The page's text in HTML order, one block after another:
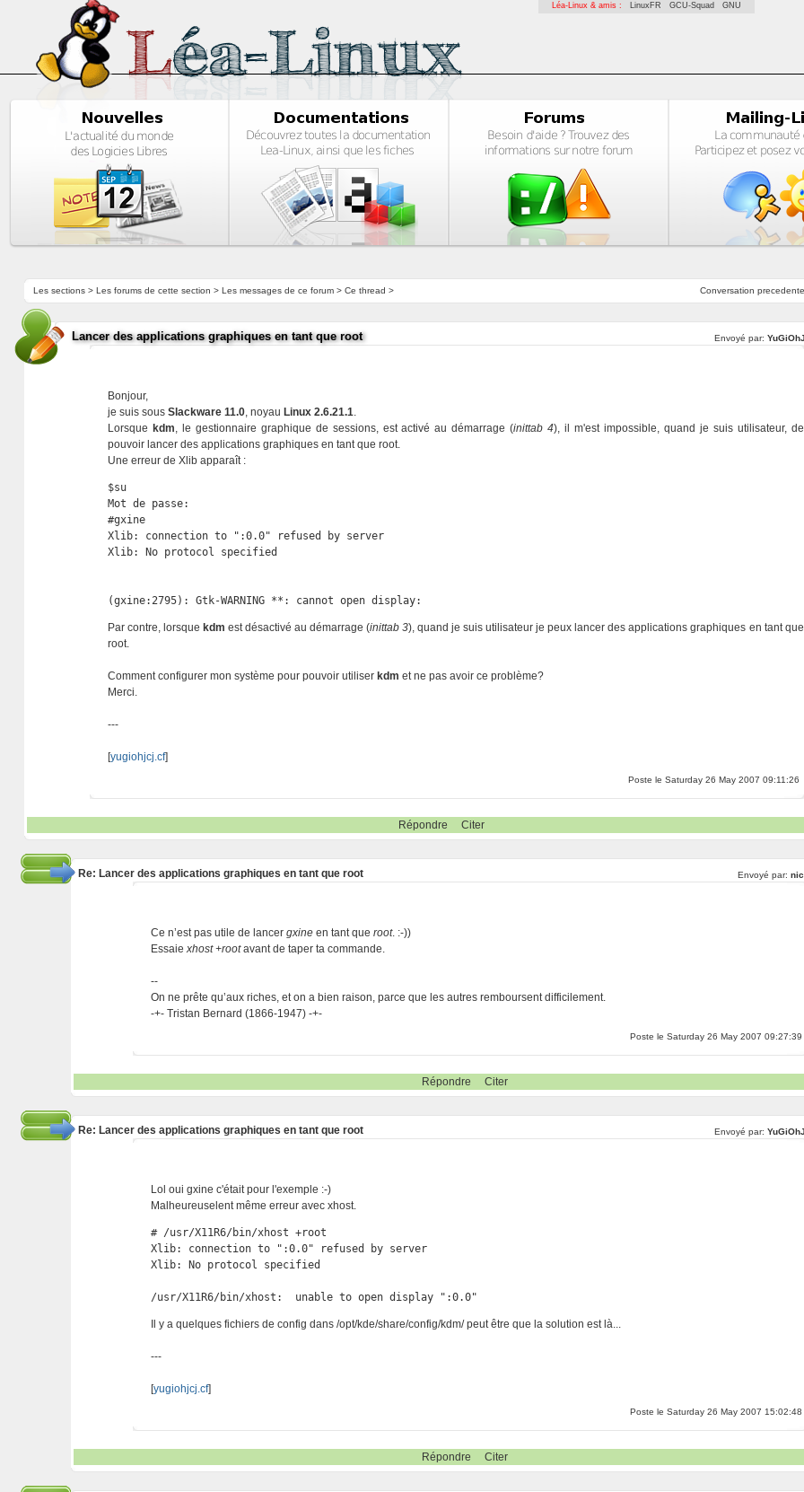
Léa-Linux & amis : LinuxFR GCU-Squad GNU
Conversation precedente
Les sections> Les forums de cette section > Les messages de ce forum> Ce thread >
Lancer des applications graphiques en tant que root Envoyé par:
Bonjour,
je suis sousSlackware 11.0, noyau Linux 2.6.21.1.
Lorsque kdm, le gestionnaire graphique de sessions, est activé au démarrage (inittab 4), il m'est impossible, quand je suis utilisateur, de
pouvoir lancer des applications graphiques en tant que root.
Une erreur de Xlib apparaît :
$su
Mot de passe:
#gxine
Xlib: connection to ":0.0" refused by server
Xlib: No protocol specified
(gxine:2795): Gtk-WARNING **: cannot open display:
Par contre, lorsque kdm est désactivé au démarrage (inittab 3), quand je suis utilisateur je peux lancer des applications graphiques en tant que
root.
Comment configurer mon système pour pouvoir utiliser kdm et ne pas avoir ce problème?
Merci.
---
[yugiohjcj.cf]
Poste le Saturday 26 May 2007 09:11:26
Répondre Citer
Re: Lancer des applications graphiques en tant que root Envoyé par:
Ce n’est pas utile de lancergxine en tant queroot. :-))
Essaiexhost +rootavant de taper ta commande.
--
On ne prête qu’aux riches, et on a bien raison, parce que les autres remboursent difficilement.
-+- Tristan Bernard (1866-1947) -+-
Poste le Saturday 26 May 2007 09:27:39
Répondre Citer
Re: Lancer des applications graphiques en tant que root Envoyé par:
Lol oui gxine c'était pour l'exemple :-)
Malheureuselent même erreur avec xhost.
# /usr/X11R6/bin/xhost +root
Xlib: connection to ":0.0" refused by server
Xlib: No protocol specified
/usr/X11R6/bin/xhost:  unable to open display ":0.0"
Il y a quelques fichiers de config dans /opt/kde/share/config/kdm/ peut être que la solution est là...
---
[yugiohjcj.cf]
Poste le Saturday 26 May 2007 15:02:48
Répondre Citer